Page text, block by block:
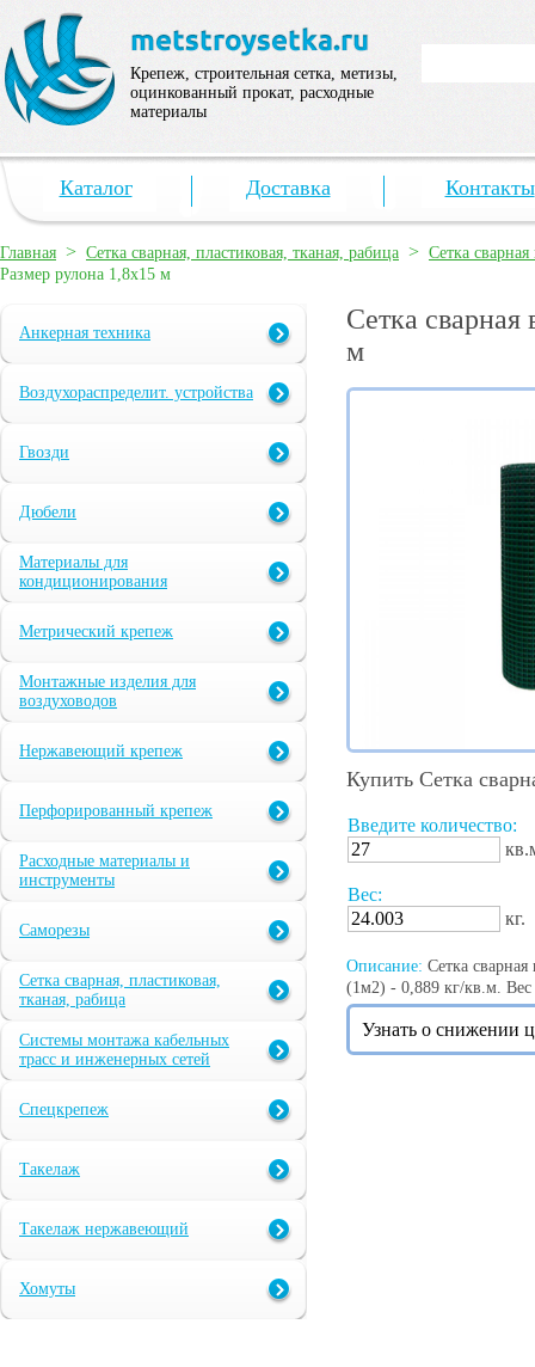
Крепеж, строительная сетка, метизы,
оцинкованный прокат, расходные
материалы
Каталог Доставка Контакты
Главная > Сетка сварная, пластиковая, тканая, рабица > Сетка
Размер рулона 1,8х15 м
Анкерная техника
Воздухораспределит. устройства
Гвозди
Дюбели
Материалы для
кондиционирования
Метрический крепеж
Монтажные изделия для
воздуховодов
Нержавеющий крепеж
Перфорированный крепеж
Расходные материалы и
инструменты
Саморезы
Сетка сварная, пластиковая,
тканая, рабица
Системы монтажа кабельных
трасс и инженерных сетей
Спецкрепеж
Такелаж
Такелаж нержавеющий
Хомуты
Сетка
м
Купить Сетка
Введите количество:
Вес:
кг.
Описание: Сетка
(1м2) - 0,889 кг/кв.м. Вес
Узнать о снижении